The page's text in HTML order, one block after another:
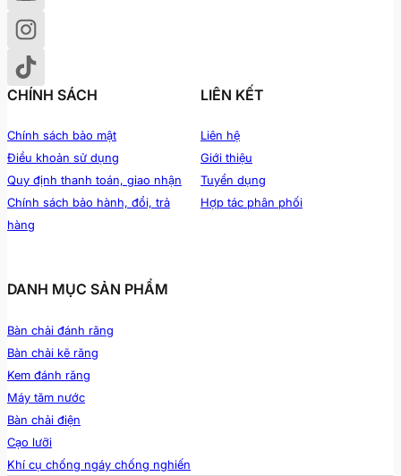
CHÍNH SÁCH
Chính sách bảo mật
Điều khoản sử dụng
Quy định thanh toán, giao nhận
Chính sách bảo hành, đổi, trả
hàng
LIÊN KẾT
Liên hệ
Giới thiệu
Tuyển dụng
Hợp tác phân phối
DANH MỤC SẢN PHẨM
Bàn chải đánh răng
Bàn chải kẽ răng
Kem đánh răng
Máy tăm nước
Bàn chải điện
Cạo lưỡi
Khí cụ chống ngáy chống nghiến